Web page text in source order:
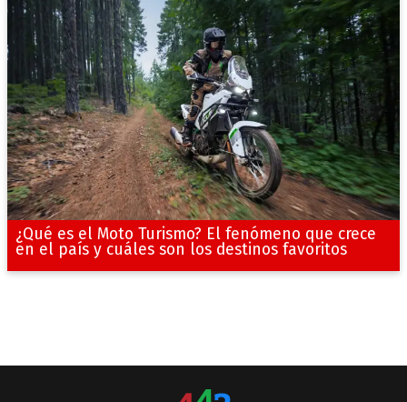
¿Qué es el Moto Turismo? El fenómeno que crece
en el país y cuáles son los destinos favoritos